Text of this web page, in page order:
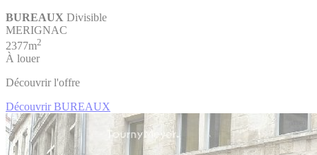
BUREAUX Divisible
MERIGNAC
2377m2
À louer
Découvrir l'offre
Découvrir BUREAUX